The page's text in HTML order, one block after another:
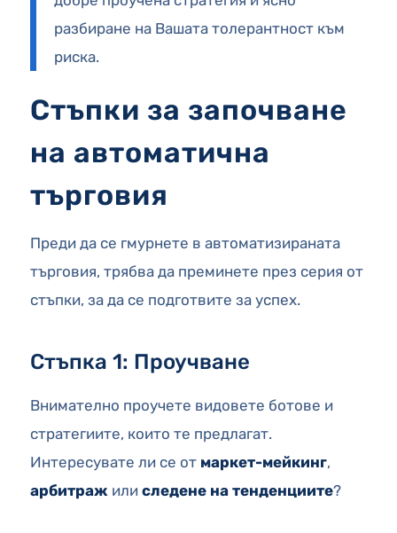
разбиране на Вашата толерантност към
риска.
Стъпки за започване
на автоматична
търговия
Преди да се гмурнете в автоматизираната
търговия, трябва да преминете през серия от
стъпки, за да се подготвите за успех.
Стъпка 1: Проучване
Внимателно проучете видовете ботове и
стратегиите, които те предлагат.
Интересувате ли се от маркет-мейкинг,
арбитраж или следене на тенденциите?